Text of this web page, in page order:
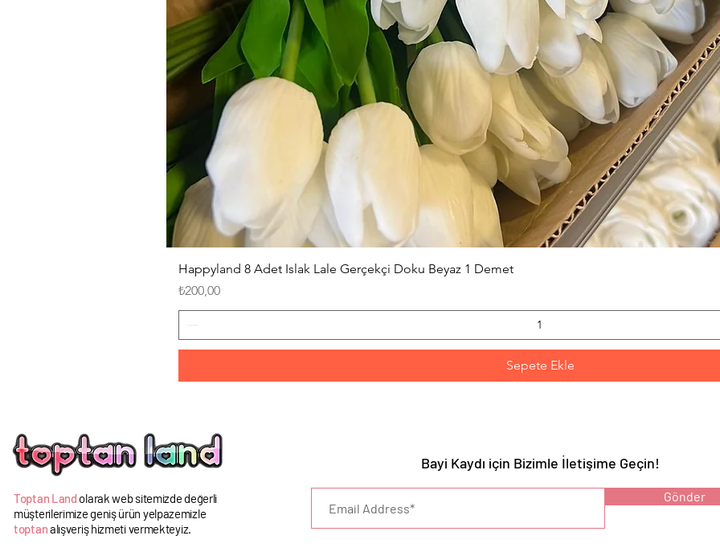
Happyland 8 Adet Islak Lale Gerçekçi Doku Beyaz 1 Demet
Fiyat
₺200,00
Sepete Ekle
Toptan Land olarak web sitemizde değerli
müşterilerimize geniş ürün yelpazemizle
toptanalışveriş hizmeti vermekteyiz.
UYARI :
Bayi Kaydı için Bizimle İletişime Geçin!
Gönder